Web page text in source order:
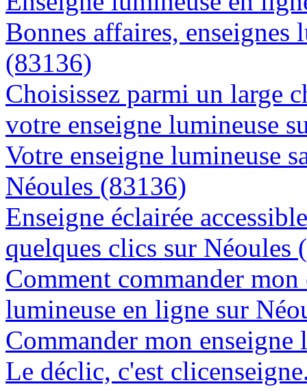
Bonnes affaires, enseignes
(83136)
Choisissez parmi un large
votre enseigne lumineuse
Votre enseigne lumineuse
Néoules (83136)
Enseigne éclairée
quelques clics sur Néoules
Comment commander
lumineuse en ligne sur
Commander mon
Le déclic, c'est